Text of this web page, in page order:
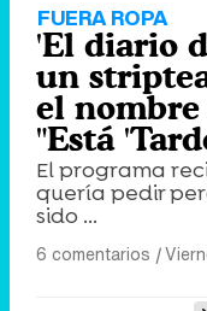
FUERA ROPA
'El diario
un
el nombre
"Está
El programa
quería pedir
sido ...
6 comentarios |